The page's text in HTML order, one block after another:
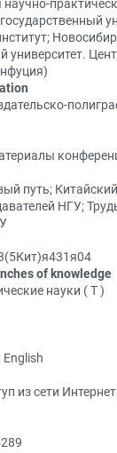
университет.
путь;
НГУ;
of knowledge
науки ( Т )
English
из сети Интернет